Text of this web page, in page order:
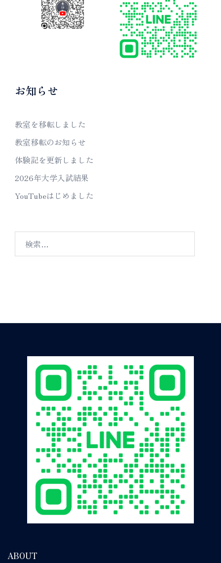
お知らせ
教室を移転しました
教室移転のお知らせ
体験記を更新しました
2026年大学入試結果
YouTubeはじめました
ABOUT